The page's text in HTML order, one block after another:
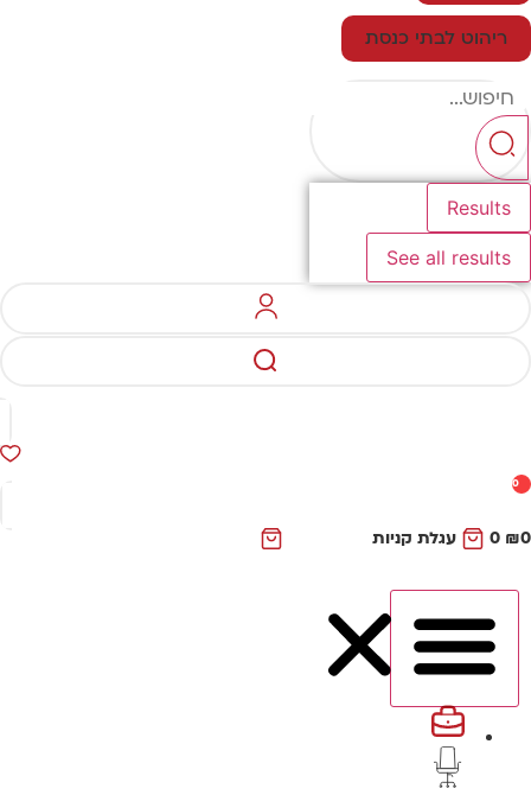
ריהוט לבתי כנסת
Results
See all results
0
₪
0 עגלת קניות